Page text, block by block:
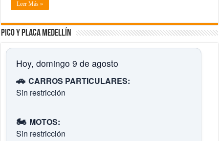
Leer Más »
Pico y placa Medellín
Hoy, domingo 9 de agosto
🚗 CARROS PARTICULARES:
Sin restricción
🏍️ MOTOS:
Sin restricción